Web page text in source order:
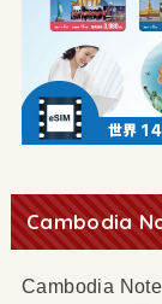
Cambodia
Cambodia